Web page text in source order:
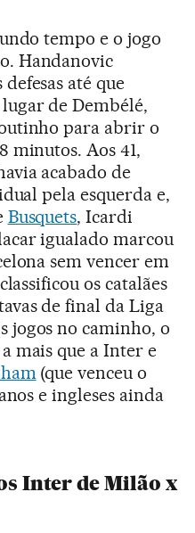
tempo e o jogo
Handanovic
até que
de Dembélé,
para abrir o
minutos. Aos 41,
acabado de
pela esquerda e,
Busquets, Icardi
igualado marcou
sem vencer em
os catalães
de final da Liga
jogos no caminho, o
mais que a Inter e
(que venceu o
e ingleses ainda
Inter de Milão x